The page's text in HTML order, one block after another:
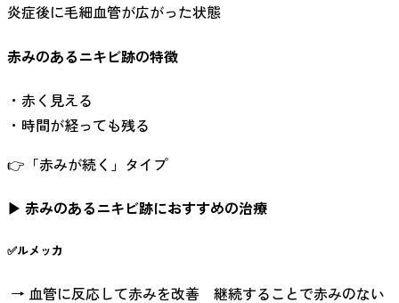
炎症後に毛細血管が広がった状態
赤みのあるニキビ跡の特徴
・赤く見える
・時間が経っても残る
👉「赤みが続く」タイプ
▶ 赤みのあるニキビ跡におすすめの治療
✅ルメッカ
→ 血管に反応して赤みを改善 継続することで赤みのない